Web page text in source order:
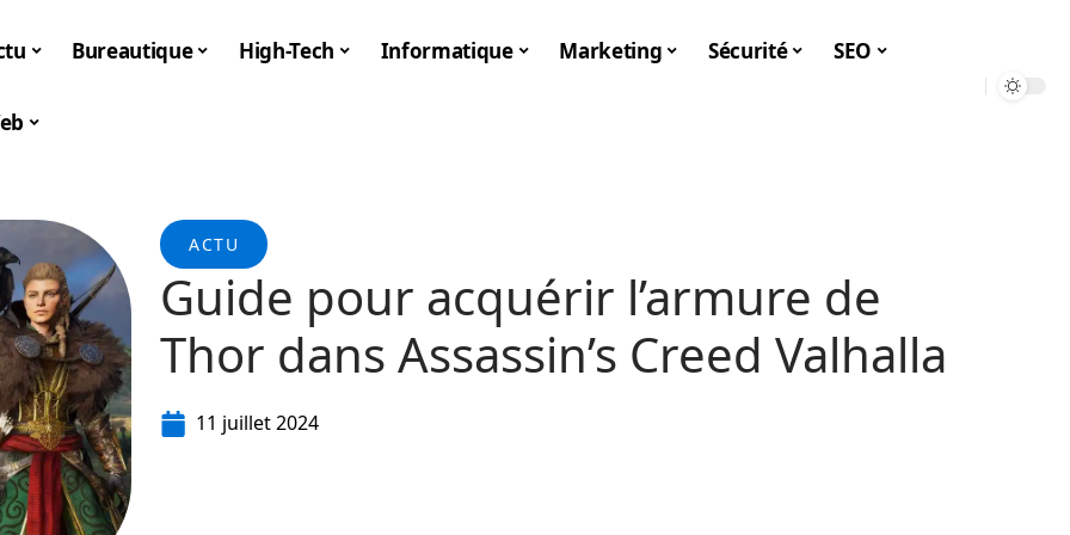
Bureautique High-Tech Informatique Marketing Sécurité SEO
ACTU
Guide pour acquérir l’armure de
Thor dans Assassin’s Creed Valhalla
11 juillet 2024